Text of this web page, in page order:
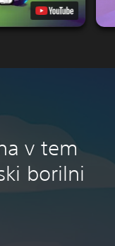
v tem
borilni